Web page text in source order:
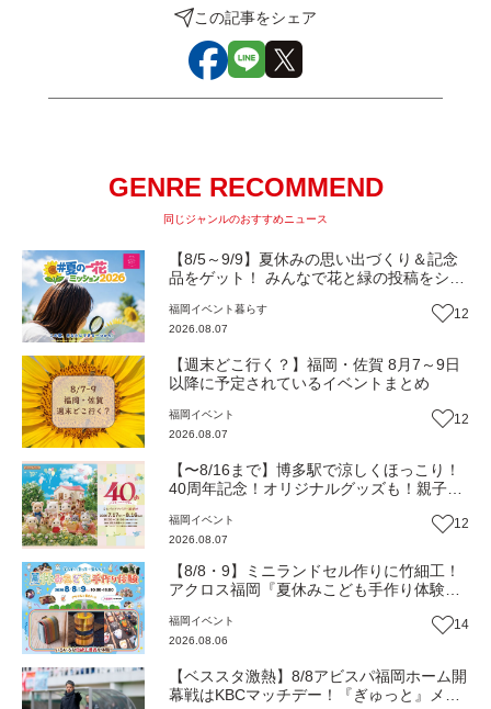
この記事をシェア
GENRE RECOMMEND
同じジャンルのおすすめニュース
【8/5～9/9】夏休みの思い出づくり＆記念
品をゲット！ みんなで花と緑の投稿をシェ
レンジ【一人一花はなきん便り】Vol.55
福岡 イベント暮らす
2026.08.07
12
【週末どこ行く？】福岡・佐賀 8月7～9日
以降に予定されているイベントまとめ
福岡 イベント
2026.08.07
12
【〜8/16まで】博多駅で涼しくほっこり！
40周年記念！オリジナルグッズも！親子揃
こう（JR九州ホール）【イベント】
福岡 イベント
2026.08.07
12
【8/8・9】ミニランドセル作りに竹細工！
アクロス福岡『夏休みこども手作り体験』
中央区）【イベント】
福岡 イベント
2026.08.06
14
【ベススタ激熱】8/8アビスパ福岡ホーム開
幕戦はKBCマッチデー！『ぎゅっと』メン